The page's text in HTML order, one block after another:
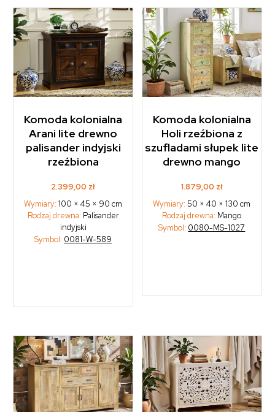
Komoda kolonialna
Arani lite drewno
palisander indyjski
rzeźbiona
2.399,00 zł
Wymiary:100 × 45 × 90 cm
Rodzaj drewna: Palisander
indyjski
Symbol: 0081-W-589
Komoda kolonialna
Holi rzeźbiona z
szufladami słupek lite
drewno mango
1.879,00 zł
Wymiary:50 × 40 × 130 cm
Rodzaj drewna: Mango
Symbol: 0080-MS-1027